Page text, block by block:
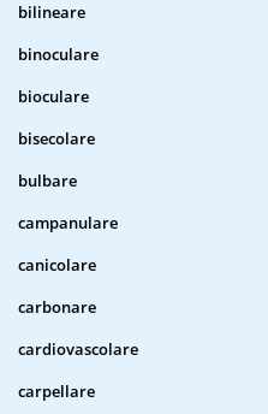
bilineare
binoculare
bioculare
bisecolare
bulbare
campanulare
canicolare
carbonare
cardiovascolare
carpellare